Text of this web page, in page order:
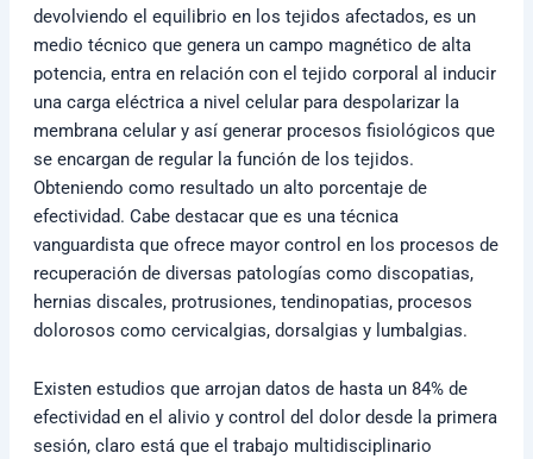
devolviendo el equilibrio en los tejidos afectados, es un
medio técnico que genera un campo magnético de alta
potencia, entra en relación con el tejido corporal al inducir
una carga eléctrica a nivel celular para despolarizar la
membrana celular y así generar procesos fisiológicos que
se encargan de regular la función de los tejidos.
Obteniendo como resultado un alto porcentaje de
efectividad. Cabe destacar que es una técnica
vanguardista que ofrece mayor control en los procesos de
recuperación de diversas patologías como discopatias,
hernias discales, protrusiones, tendinopatias, procesos
dolorosos como cervicalgias, dorsalgias y lumbalgias.
Existen estudios que arrojan datos de hasta un 84% de
efectividad en el alivio y control del dolor desde la primera
sesión, claro está que el trabajo multidisciplinario